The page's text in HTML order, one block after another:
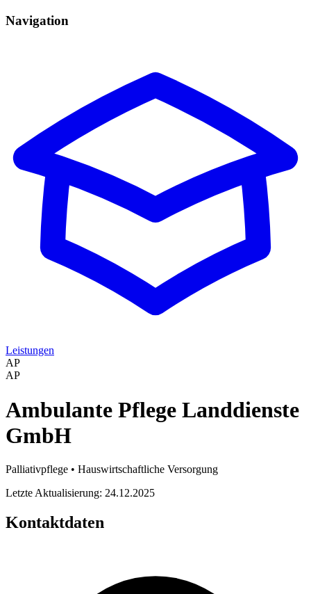
Navigation
Leistungen
AP
AP
Ambulante Pflege Landdienste
GmbH
Palliativpflege • Hauswirtschaftliche Versorgung
Letzte Aktualisierung: 24.12.2025
Kontaktdaten